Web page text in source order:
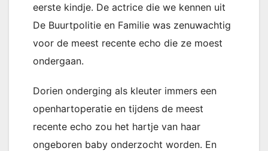
eerste kindje. De actrice die we kennen uit
De Buurtpolitie en Familie was zenuwachtig
voor de meest recente echo die ze moest
ondergaan.
Dorien onderging als kleuter immers een
openhartoperatie en tijdens de meest
recente echo zou het hartje van haar
ongeboren baby onderzocht worden. En